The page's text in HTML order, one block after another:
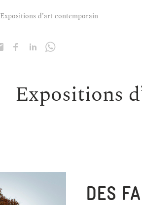
Expositions d’art contemporain
Expositions
DES